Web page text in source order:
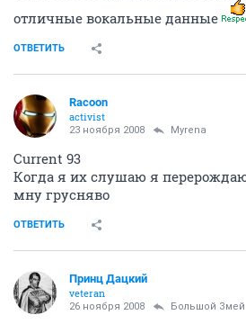
отличные вокальные данные
ОТВЕТИТЬ
Racoon
activist
23 ноября 2008 Myrena
Current 93
Когда я их слушаю я
мну грусняво
ОТВЕТИТЬ
Принц Дацкий
veteran
26 ноября 2008 Большой Змей